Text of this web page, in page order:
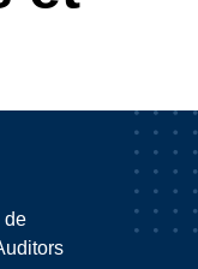
de